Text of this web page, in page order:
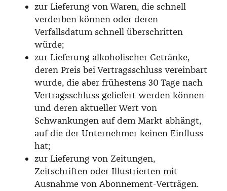
zur Lieferung von Waren, die schnell
verderben können oder deren
Verfallsdatum schnell überschritten
würde;
zur Lieferung alkoholischer Getränke,
deren Preis bei Vertragsschluss vereinbart
wurde, die aber frühestens 30 Tage nach
Vertragsschluss geliefert werden können
und deren aktueller Wert von
Schwankungen auf dem Markt abhängt,
auf die der Unternehmer keinen Einfluss
hat;
zur Lieferung von Zeitungen,
Zeitschriften oder Illustrierten mit
Ausnahme von Abonnement-Verträgen.